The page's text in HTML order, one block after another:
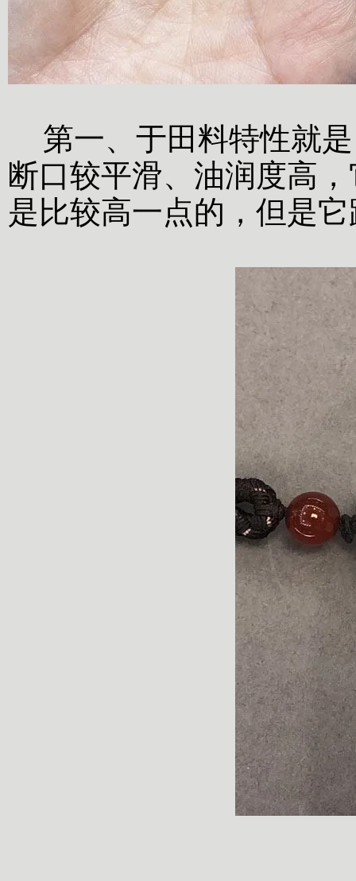
第一、于田料特性就是
断口较平滑、油润度高
是比较高一点的，但是